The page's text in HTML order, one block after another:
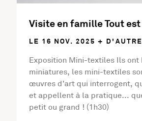
Visite en famille Tout
LE 16 NOV. 2025 +
Exposition Mini-textiles Ils ont
miniatures, les mini-textiles
œuvres d’art qui interrogent,
et appellent à la pratique...
petit ou grand ! (1h30)